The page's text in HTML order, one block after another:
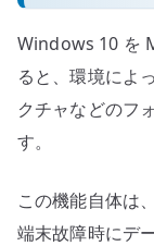
Windows 10 を
ると、環境によ
クチャなどのフ
す。
この機能自体は
端末故障時にデ